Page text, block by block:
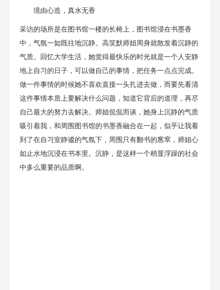
境由心造，真水无香
采访的场所是在图书馆一楼的长椅上，图书馆浸在书墨香
中，气氛一如既往地沉静。高笑默师姐周身就散发着沉静的
气质。回忆大学生活，她觉得最快乐的时光就是一个人安静
地上自习的日子，可以做自己的事情，把任务一点点完成。
做一件事情的时候她不喜欢直接一头扎进去做，而要先看清
这件事情本质上要解决什么问题，知道它背后的道理，再尽
自己最大的努力去解决。师姐侃侃而谈，她身上沉静的气质
吸引着我，和周围图书馆的书墨香融合在一起，似乎让我看
到了在自习室静谧的气氛下，周围只有翻书的窸窣，师姐心
如止水地沉浸在书本里。沉静，是这样一个稍显浮躁的社会
中多么重要的品质啊。